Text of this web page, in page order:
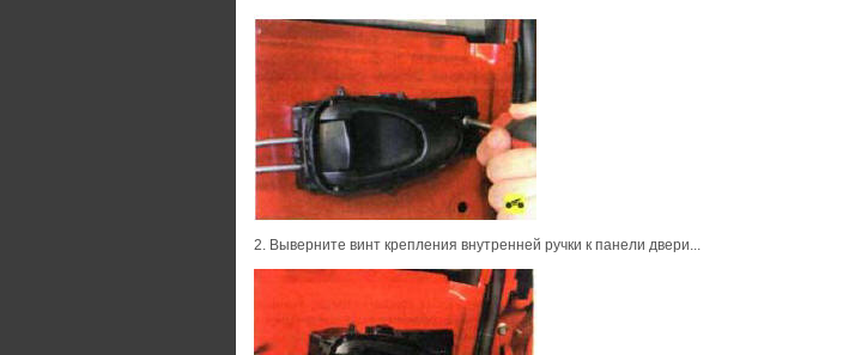
2. Выверните винт крепления внутренней ручки к панели двери...